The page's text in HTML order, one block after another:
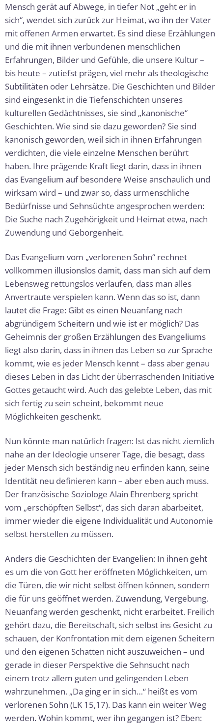
Mensch gerät auf Abwege, in tiefer Not „geht er in
sich“, wendet sich zurück zur Heimat, wo ihn der Vater
mit offenen Armen erwartet. Es sind diese Erzählungen
und die mit ihnen verbundenen menschlichen
Erfahrungen, Bilder und Gefühle, die unsere Kultur –
bis heute – zutiefst prägen, viel mehr als theologische
Subtilitäten oder Lehrsätze. Die Geschichten und Bilder
sind eingesenkt in die Tiefenschichten unseres
kulturellen Gedächtnisses, sie sind „kanonische“
Geschichten. Wie sind sie dazu geworden? Sie sind
kanonisch geworden, weil sich in ihnen Erfahrungen
verdichten, die viele einzelne Menschen berührt
haben. Ihre prägende Kraft liegt darin, dass in ihnen
das Evangelium auf besondere Weise anschaulich und
wirksam wird – und zwar so, dass urmenschliche
Bedürfnisse und Sehnsüchte angesprochen werden:
Die Suche nach Zugehörigkeit und Heimat etwa, nach
Zuwendung und Geborgenheit.
Das Evangelium vom „verlorenen Sohn“ rechnet
vollkommen illusionslos damit, dass man sich auf dem
Lebensweg rettungslos verlaufen, dass man alles
Anvertraute verspielen kann. Wenn das so ist, dann
lautet die Frage: Gibt es einen Neuanfang nach
abgründigem Scheitern und wie ist er möglich? Das
Geheimnis der großen Erzählungen des Evangeliums
liegt also darin, dass in ihnen das Leben so zur Sprache
kommt, wie es jeder Mensch kennt – dass aber genau
dieses Leben in das Licht der überraschenden Initiative
Gottes getaucht wird. Auch das gelebte Leben, das mit
sich fertig zu sein scheint, bekommt neue
Möglichkeiten geschenkt.
Nun könnte man natürlich fragen: Ist das nicht ziemlich
nahe an der Ideologie unserer Tage, die besagt, dass
jeder Mensch sich beständig neu erfinden kann, seine
Identität neu definieren kann – aber eben auch muss.
Der französische Soziologe Alain Ehrenberg spricht
vom „erschöpften Selbst“, das sich daran abarbeitet,
immer wieder die eigene Individualität und Autonomie
selbst herstellen zu müssen.
Anders die Geschichten der Evangelien: In ihnen geht
es um die von Gott her eröffneten Möglichkeiten, um
die Türen, die wir nicht selbst öffnen können, sondern
die für uns geöffnet werden. Zuwendung, Vergebung,
Neuanfang werden geschenkt, nicht erarbeitet. Freilich
gehört dazu, die Bereitschaft, sich selbst ins Gesicht zu
schauen, der Konfrontation mit dem eigenen Scheitern
und den eigenen Schatten nicht auszuweichen – und
gerade in dieser Perspektive die Sehnsucht nach
einem trotz allem guten und gelingenden Leben
wahrzunehmen. „Da ging er in sich…“ heißt es vom
verlorenen Sohn (LK 15,17). Das kann ein weiter Weg
werden. Wohin kommt, wer ihn gegangen ist? Eben: